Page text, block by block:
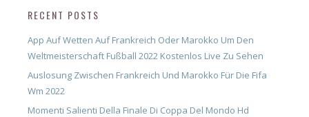
RECENT POSTS
App Auf Wetten Auf Frankreich Oder Marokko Um Den
Weltmeisterschaft Fußball 2022 Kostenlos Live Zu Sehen
Auslosung Zwischen Frankreich Und Marokko Für Die Fifa
Wm 2022
Momenti Salienti Della Finale Di Coppa Del Mondo Hd